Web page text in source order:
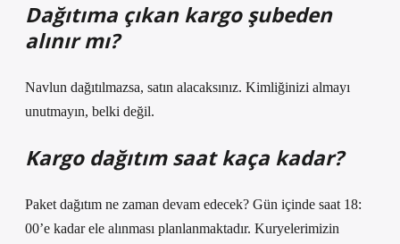
Dağıtıma çıkan kargo şubeden
alınır mı?
Navlun dağıtılmazsa, satın alacaksınız. Kimliğinizi almayı
unutmayın, belki değil.
Kargo dağıtım saat kaça kadar?
Paket dağıtım ne zaman devam edecek? Gün içinde saat 18:
00’e kadar ele alınması planlanmaktadır. Kuryelerimizin